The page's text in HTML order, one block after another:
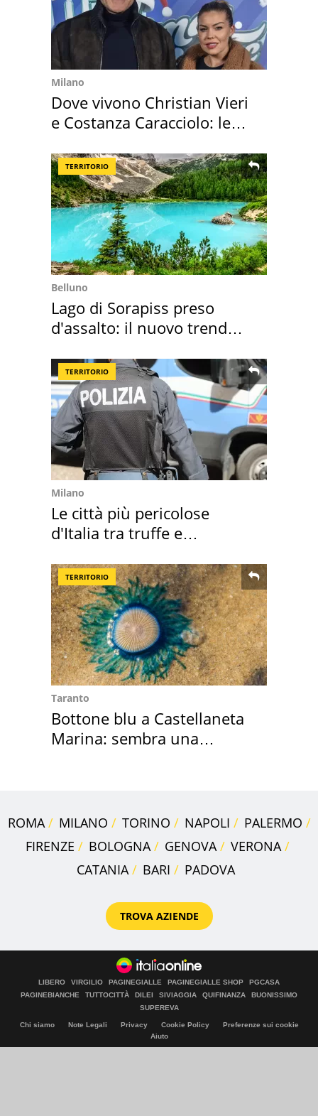
Milano
Dove vivono Christian Vieri
e Costanza Caracciolo: le
TERRITORIO
Belluno
Lago di Sorapiss preso
d'assalto: il nuovo trend
TERRITORIO
Milano
Le città più pericolose
d'Italia tra truffe e
TERRITORIO
Taranto
Bottone blu a Castellaneta
Marina: sembra una
ROMA MILANO TORINO NAPOLI
PALERMO
FIRENZE
BOLOGNA GENOVA
VERONA
CATANIA
BARI PADOVA
TROVA AZIENDE
LIBERO VIRGILIO PAGINEGIALLE PAGINEGIALLE SHOP
PGCASA
PAGINEBIANCHE
TUTTOCITTÀ DILEI SIVIAGGIA QUIFINANZA
BUONISSIMO
SUPEREVA
Chi siamo Note Legali Privacy Cookie Policy
Preferenze sui cookie
Aiuto